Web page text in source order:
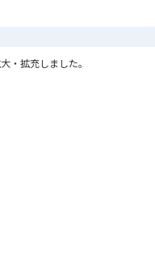
・拡充しました。